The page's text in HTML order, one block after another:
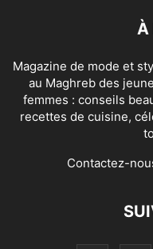
À
Magazine de mode et
au Maghreb des
femmes : conseils
recettes de cuisine,
Contactez-